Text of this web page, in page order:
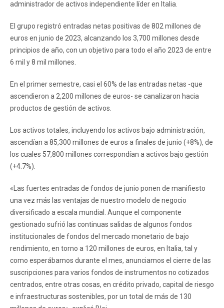
administrador de activos independiente líder en Italia.
El grupo registró entradas netas positivas de 802 millones de
euros en junio de 2023, alcanzando los 3,700 millones desde
principios de año, con un objetivo para todo el año 2023 de entre
6 mil y 8 mil millones.
En el primer semestre, casi el 60% de las entradas netas -que
ascendieron a 2,200 millones de euros- se canalizaron hacia
productos de gestión de activos.
Los activos totales, incluyendo los activos bajo administración,
ascendían a 85,300 millones de euros a finales de junio (+8%), de
los cuales 57,800 millones correspondían a activos bajo gestión
(+4.7%).
«Las fuertes entradas de fondos de junio ponen de manifiesto
una vez más las ventajas de nuestro modelo de negocio
diversificado a escala mundial. Aunque el componente
gestionado sufrió las continuas salidas de algunos fondos
institucionales de fondos del mercado monetario de bajo
rendimiento, en torno a 120 millones de euros, en Italia, tal y
como esperábamos durante el mes, anunciamos el cierre de las
suscripciones para varios fondos de instrumentos no cotizados
centrados, entre otras cosas, en crédito privado, capital de riesgo
e infraestructuras sostenibles, por un total de más de 130